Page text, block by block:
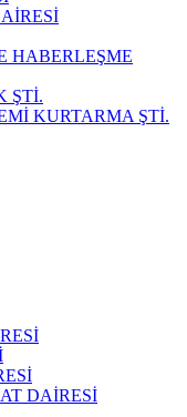
HABERLEŞME
ŞTİ.
KURTARMA ŞTİ.
DAİRESİ